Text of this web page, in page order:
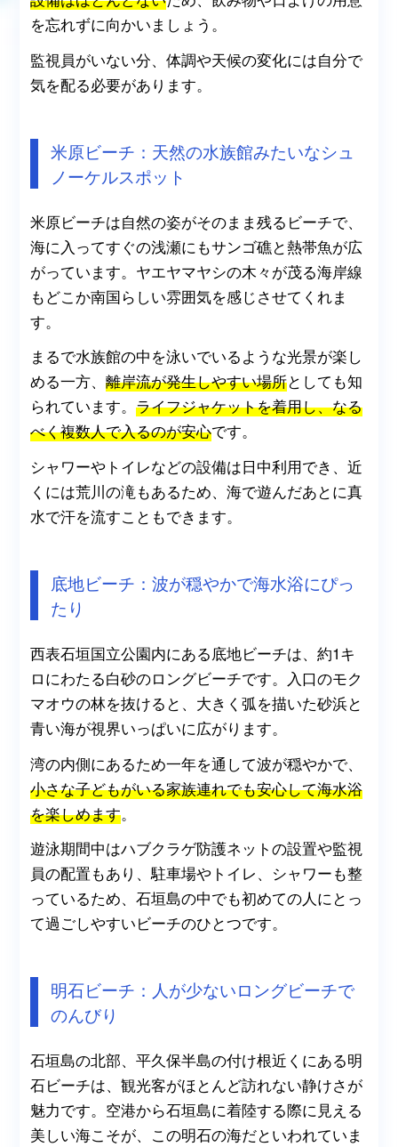
を忘れずに向かいましょう。
監視員がいない分、体調や天候の変化には自分で
気を配る必要があります。
米原ビーチ：天然の水族館みたいなシュ
ノーケルスポット
米原ビーチは自然の姿がそのまま残るビーチで、
海に入ってすぐの浅瀬にもサンゴ礁と熱帯魚が広
がっています。ヤエヤマヤシの木々が茂る海岸線
もどこか南国らしい雰囲気を感じさせてくれま
す。
まるで水族館の中を泳いでいるような光景が楽し
める一方、離岸流が発生しやすい場所としても知
られています。ライフジャケットを着用し、なる
べく複数人で入るのが安心です。
シャワーやトイレなどの設備は日中利用でき、近
くには荒川の滝もあるため、海で遊んだあとに真
水で汗を流すこともできます。
底地ビーチ：波が穏やかで海水浴にぴっ
たり
西表石垣国立公園内にある底地ビーチは、約1キ
ロにわたる白砂のロングビーチです。入口のモク
マオウの林を抜けると、大きく弧を描いた砂浜と
青い海が視界いっぱいに広がります。
湾の内側にあるため一年を通して波が穏やかで、
小さな子どもがいる家族連れでも安心して海水浴
を楽しめます。
遊泳期間中はハブクラゲ防護ネットの設置や監視
員の配置もあり、駐車場やトイレ、シャワーも整
っているため、石垣島の中でも初めての人にとっ
て過ごしやすいビーチのひとつです。
明石ビーチ：人が少ないロングビーチで
のんびり
石垣島の北部、平久保半島の付け根近くにある明
石ビーチは、観光客がほとんど訪れない静けさが
魅力です。空港から石垣島に着陸する際に見える
美しい海こそが、この明石の海だといわれていま